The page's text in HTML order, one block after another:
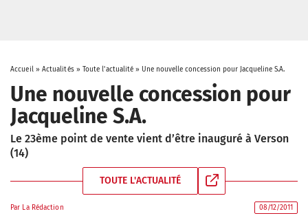
Accueil» Actualités» Toute l'actualité » Une nouvelle concession pour Jacqueline S.A.
Une nouvelle concession pour
Jacqueline S.A.
Le 23ème point de vente vient d’être inauguré à Verson
(14)
TOUTE L'ACTUALITÉ
Par La Rédaction 08/12/2011